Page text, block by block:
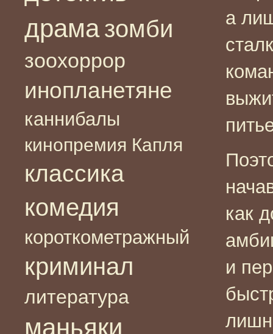
драма зомби
зоохоррор
инопланетяне
каннибалы
кинопремия Капля
классика
комедия
короткометражный
криминал
литература
маньяки
а
как
и